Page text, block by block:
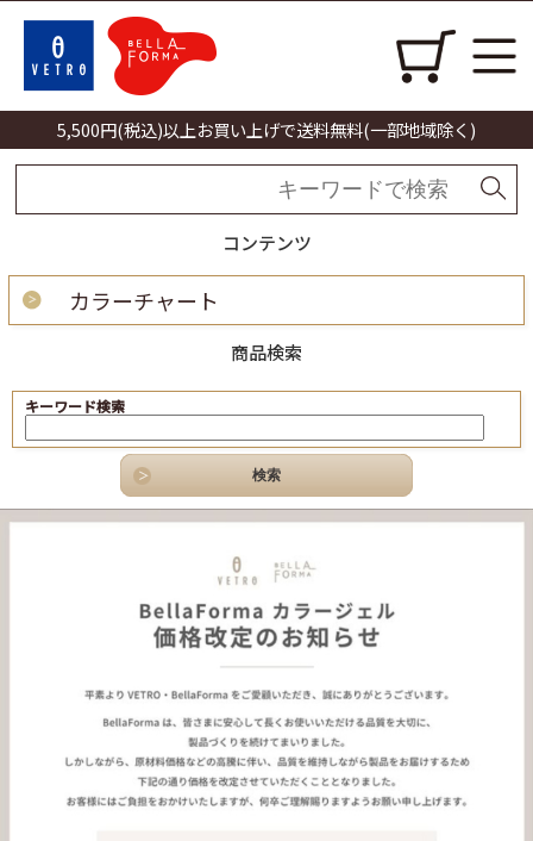
5,500円(税込)以上お買い上げで送料無料(一部地域除く)
コンテンツ
カラーチャート
商品検索
キーワード検索